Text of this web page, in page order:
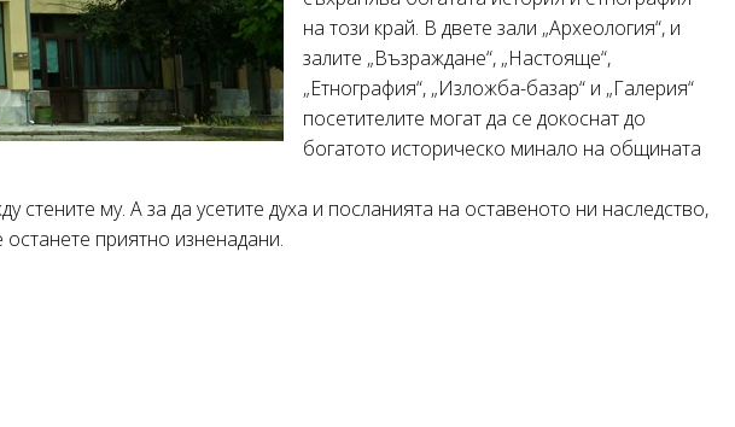
на този край. В двете зали „Археология“, и
залите „Възраждане“, „Настояще“,
„Етнография“, „Изложба-базар“ и „Галерия“
посетителите могат да се докоснат до
богатото историческо минало на общината
му. А за да усетите духа и посланията на оставеното ни наследство,
приятно изненадани.